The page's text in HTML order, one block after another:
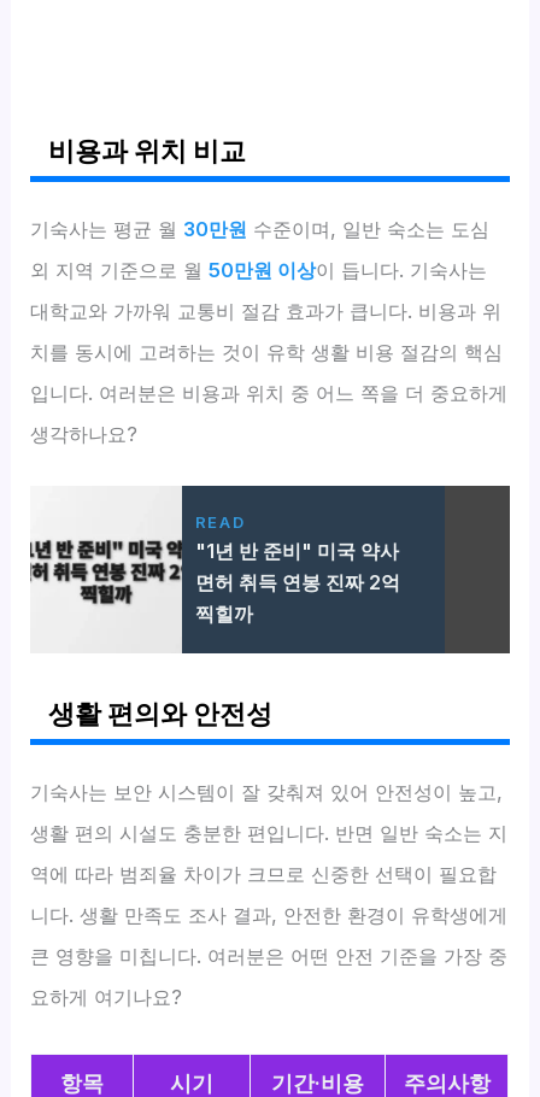
비용과 위치 비교
기숙사는 평균 월 30만원 수준이며, 일반 숙소는 도심
외 지역 기준으로 월50만원 이상이 듭니다. 기숙사는
대학교와 가까워 교통비 절감 효과가 큽니다. 비용과 위
치를 동시에 고려하는 것이 유학 생활 비용 절감의 핵심
입니다. 여러분은 비용과 위치 중 어느 쪽을 더 중요하게
생각하나요?
READ
"1년 반 준비" 미국 약사
면허 취득 연봉 진짜 2억
찍힐까
생활 편의와 안전성
기숙사는 보안 시스템이 잘 갖춰져 있어 안전성이 높고,
생활 편의 시설도 충분한 편입니다. 반면 일반 숙소는 지
역에 따라 범죄율 차이가 크므로 신중한 선택이 필요합
니다. 생활 만족도 조사 결과, 안전한 환경이 유학생에게
큰 영향을 미칩니다. 여러분은 어떤 안전 기준을 가장 중
요하게 여기나요?
항목 시기 기간·비용 주의사항